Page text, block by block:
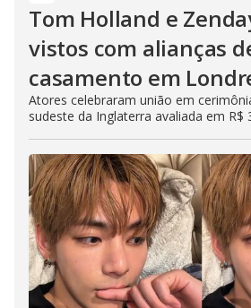
Tom Holland e
vistos com alianças
casamento em
Atores celebraram união em
sudeste da Inglaterra avaliada em R$